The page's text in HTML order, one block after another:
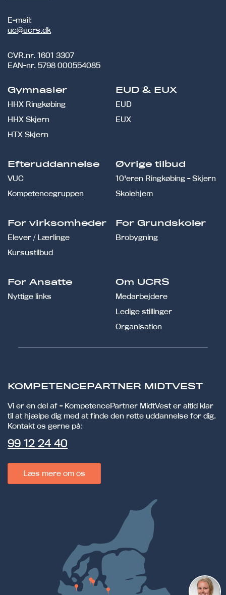
E-mail:
uc@ucrs.dk
CVR.nr. 1601 3307
EAN-nr. 5798 000554085
Gymnasier
HHX Ringkøbing
HHX Skjern
HTX Skjern
EUD & EUX
EUD
EUX
Efteruddannelse
VUC
Kompetencegruppen
Øvrige tilbud
10'eren Ringkøbing - Skjern
Skolehjem
For virksomheder
Elever / Lærlinge
Kursustilbud
For Grundskoler
Brobygning
For Ansatte
Nyttige links
Om UCRS
Medarbejdere
Ledige stillinger
Organisation
KOMPETENCEPARTNER MIDTVEST
Vi er en del af - KompetencePartner MidtVest er altid klar
til at hjælpe dig med at finde den rette uddannelse for dig.
Kontakt os gerne på:
99 12 24 40
Læs mere om os